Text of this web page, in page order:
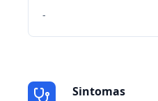
-
Sintomas